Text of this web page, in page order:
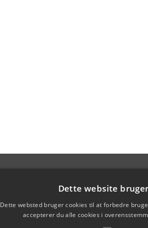
Dette website
Dette websted bruger cookies til at forbedre
accepterer du alle cookies i